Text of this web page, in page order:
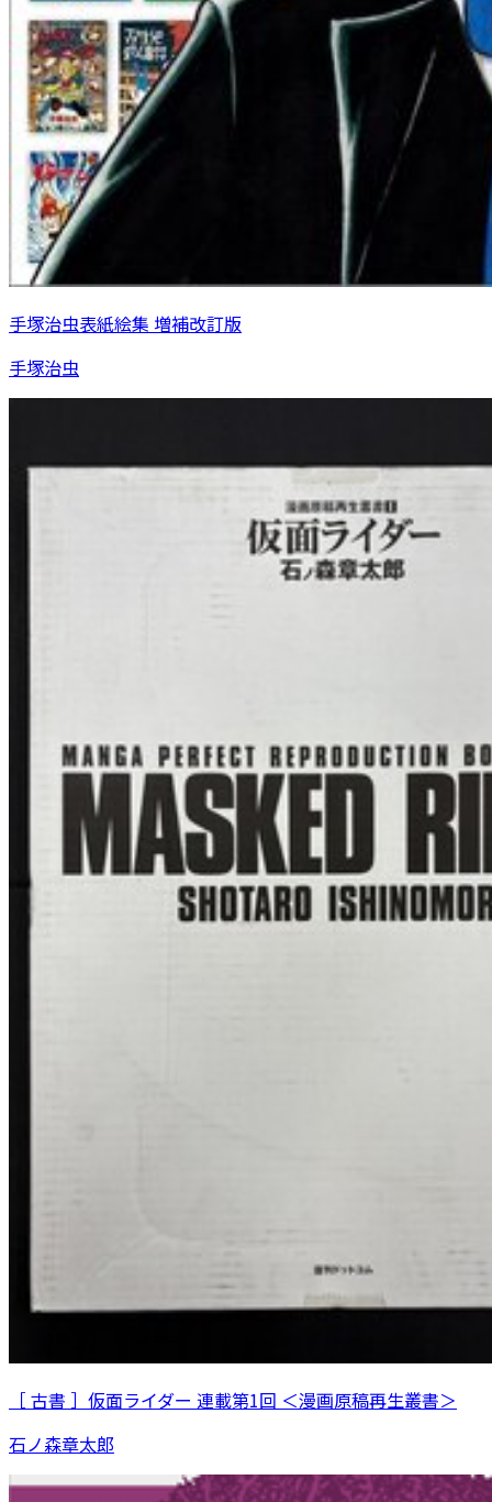
手塚治虫表紙絵集 増補改訂版
手塚治虫
［ 古書 ］仮面ライダー 連載第1回 ＜漫画原稿再生叢書＞
石ノ森章太郎